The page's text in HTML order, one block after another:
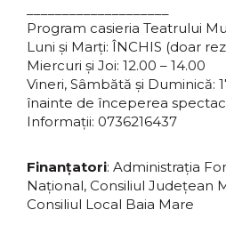
Program casieria Teatrului
Luni și Marți: ÎNCHIS (doar
Miercuri și Joi: 12.00 – 14.00
Vineri, Sâmbătă și Duminică:
înainte de începerea
Informații: 0736216437
Finanțatori: Administrația
Național, Consiliul Județean
Consiliul Local Baia Mare